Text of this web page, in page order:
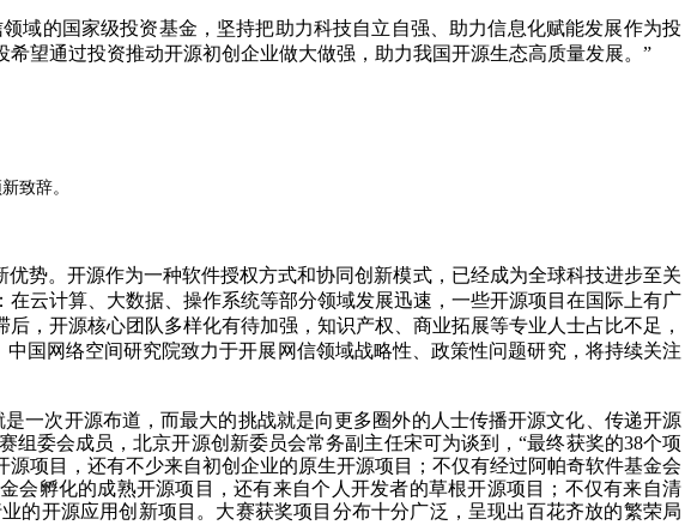
域的国家级投资基金，坚持把助力科技自立自强、助力信息化赋能发展作为投
望通过投资推动开源初创企业做大做强，助力我国开源生态高质量发展。”
致辞。
势。开源作为一种软件授权方式和协同创新模式，已经成为全球科技进步至关
云计算、大数据、操作系统等部分领域发展迅速，一些开源项目在国际上有广
，开源核心团队多样化有待加强，知识产权、商业拓展等专业人士占比不足，
国网络空间研究院致力于开展网信领域战略性、政策性问题研究，将持续关注
次开源布道，而最大的挑战就是向更多圈外的人士传播开源文化、传递开源
组委会成员，北京开源创新委员会常务副主任宋可为谈到，“最终获奖的38个项
项目，还有不少来自初创企业的原生开源项目；不仅有经过阿帕奇软件基金会
会孵化的成熟开源项目，还有来自个人开发者的草根开源项目；不仅有来自清
的开源应用创新项目。大赛获奖项目分布十分广泛，呈现出百花齐放的繁荣局